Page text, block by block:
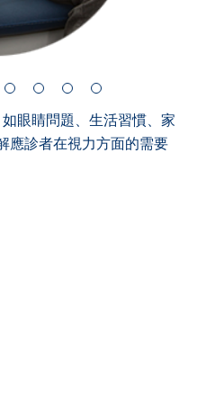
眼睛問題、生活習慣、家
應診者在視力方面的需要